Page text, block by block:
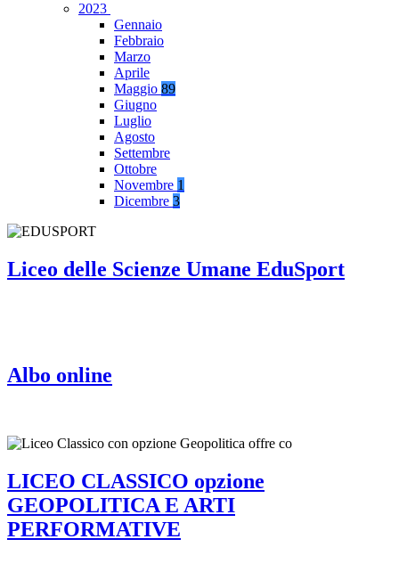
2023
Gennaio
Febbraio
Marzo
Aprile
Maggio 89
Giugno
Luglio
Agosto
Settembre
Ottobre
Novembre 1
Dicembre 3
Liceo delle Scienze Umane EduSport
Albo online
LICEO CLASSICO opzione
GEOPOLITICA E ARTI
PERFORMATIVE